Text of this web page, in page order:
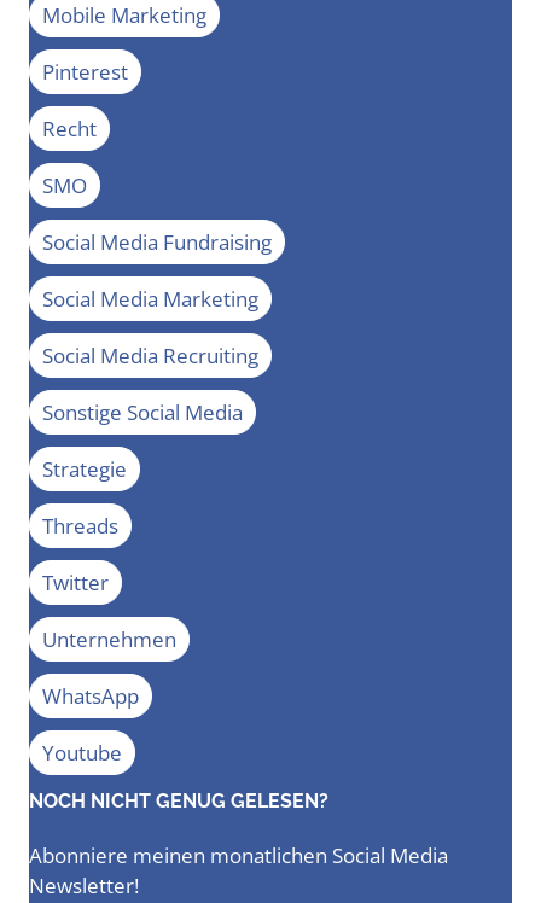
Mobile Marketing
Pinterest
Recht
SMO
Social Media Fundraising
Social Media Marketing
Social Media Recruiting
Sonstige Social Media
Strategie
Threads
Twitter
Unternehmen
WhatsApp
Youtube
NOCH NICHT GENUG GELESEN?
Abonniere meinen monatlichen Social Media
Newsletter!